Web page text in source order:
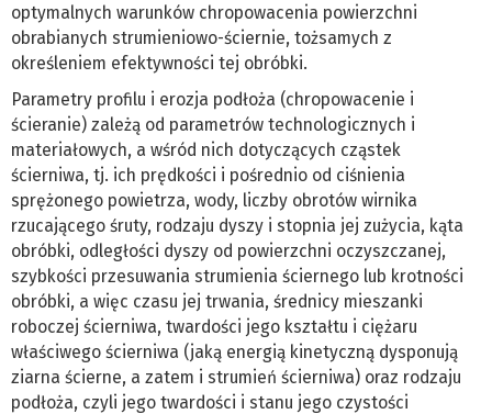
optymalnych warunków chropowacenia powierzchni
obrabianych strumieniowo-ściernie, tożsamych z
określeniem efektywności tej obróbki.
Parametry profilu i erozja podłoża (chropowacenie i
ścieranie) zależą od parametrów technologicznych i
materiałowych, a wśród nich dotyczących cząstek
ścierniwa, tj. ich prędkości i pośrednio od ciśnienia
sprężonego powietrza, wody, liczby obrotów wirnika
rzucającego śruty, rodzaju dyszy i stopnia jej zużycia, kąta
obróbki, odległości dyszy od powierzchni oczyszczanej,
szybkości przesuwania strumienia ściernego lub krotności
obróbki, a więc czasu jej trwania, średnicy mieszanki
roboczej ścierniwa, twardości jego kształtu i ciężaru
właściwego ścierniwa (jaką energią kinetyczną dysponują
ziarna ścierne, a zatem i strumień ścierniwa) oraz rodzaju
podłoża, czyli jego twardości i stanu jego czystości